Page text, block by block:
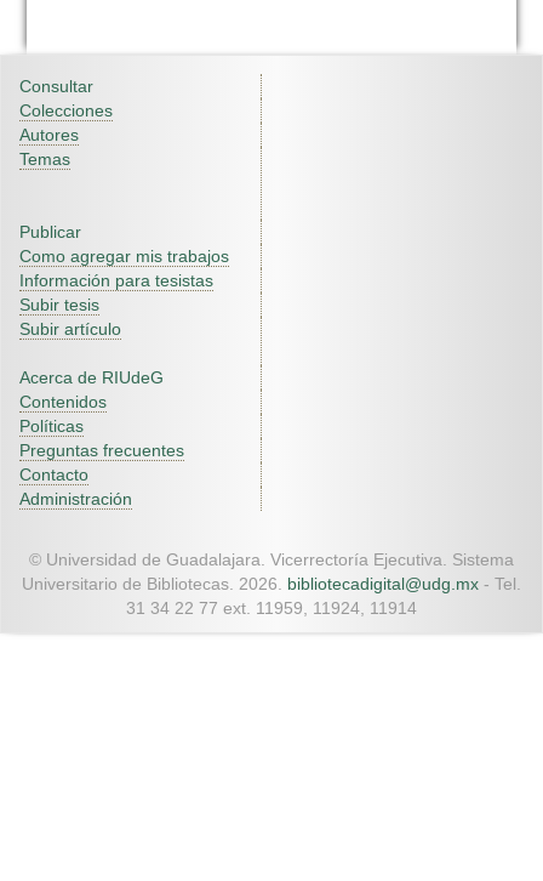
Consultar
Colecciones
Autores
Temas
Publicar
Como agregar mis trabajos
Información para tesistas
Subir tesis
Subir artículo
Acerca de RIUdeG
Contenidos
Políticas
Preguntas frecuentes
Contacto
Administración
© Universidad de Guadalajara. Vicerrectoría Ejecutiva. Sistema
Universitario de Bibliotecas. 2026. bibliotecadigital@udg.mx - Tel.
31 34 22 77 ext. 11959, 11924, 11914